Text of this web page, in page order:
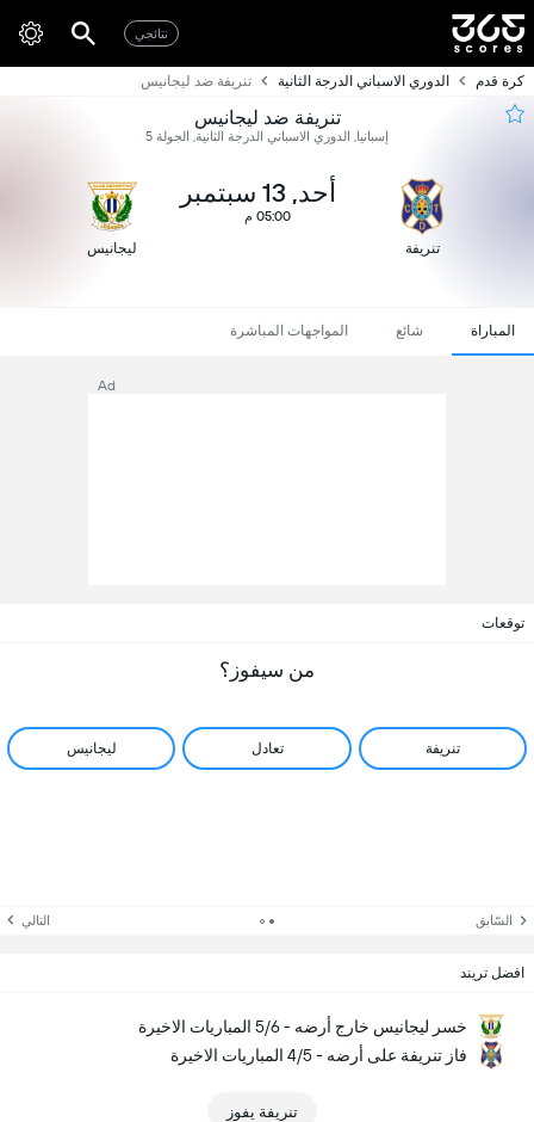
نتائجي
كرة قدم الدوري الاسباني الدرجة الثانية تنريفة ضد ليجانيس
تنريفة ضد ليجانيس
إسبانيا, الدوري الاسباني الدرجة الثانية, الجولة 5
تنريفة
أحد, 13 سبتمبر
05:00 م
ليجانيس
المباراة شائع المواجهات المباشرة
Ad
توقعات
من سيفوز؟
تنريفة تعادل ليجانيس
السّابق التالي
افضل تريند
خسر ليجانيس خارج أرضه - 5/6 المباريات الاخيرة
فاز تنريفة على أرضه - 4/5 المباريات الاخيرة
تنريفة يفوز